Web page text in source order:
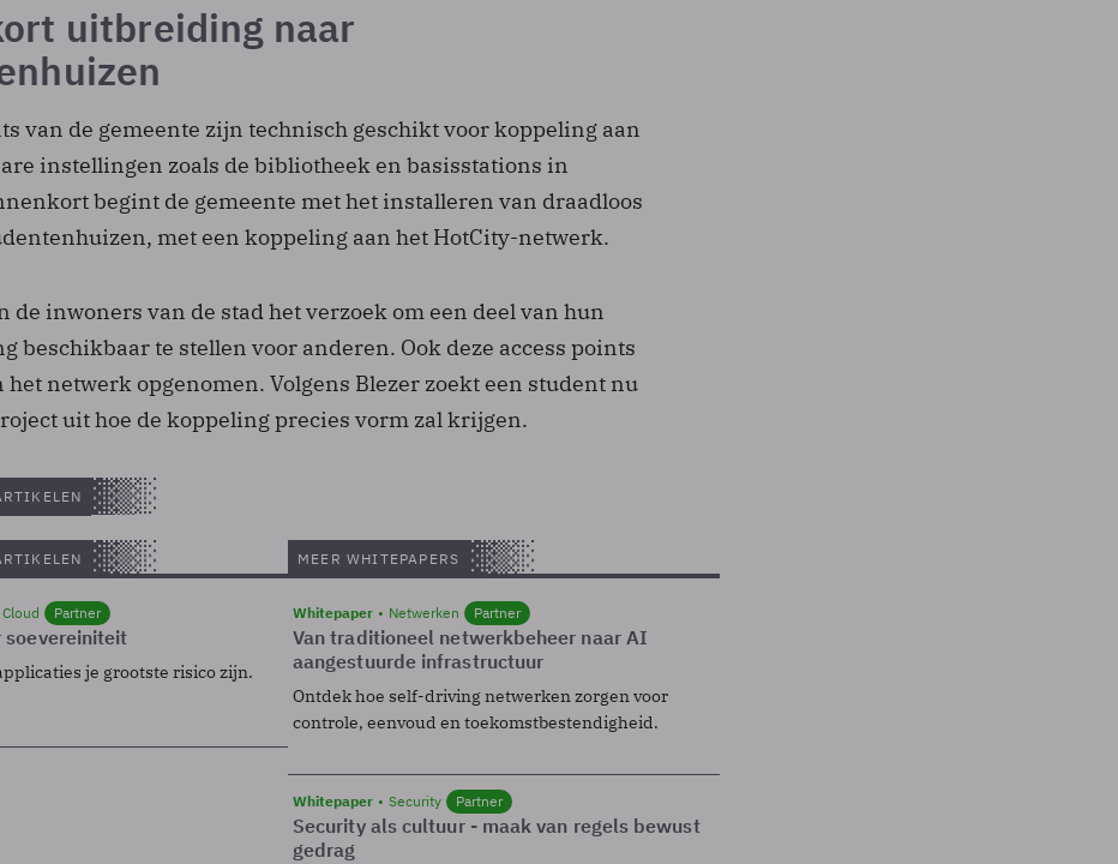
uitbreiding naar
van de gemeente zijn technisch geschikt voor koppeling aan
instellingen zoals de bibliotheek en basisstations in
begint de gemeente met het installeren van draadloos
met een koppeling aan het HotCity-netwerk.
de inwoners van de stad het verzoek om een deel van hun
beschikbaar te stellen voor anderen. Ook deze access points
netwerk opgenomen. Volgens Blezer zoekt een student nu
uit hoe de koppeling precies vorm zal krijgen.
Partner
soevereiniteit
je grootste risico zijn.
MEER WHITEPAPERS
Whitepaper Netwerken Partner
Van traditioneel netwerkbeheer naar AI
aangestuurde infrastructuur
Ontdek hoe self-driving netwerken zorgen voor
controle, eenvoud en toekomstbestendigheid.
Whitepaper Security Partner
Security als cultuur - maak van regels bewust
gedrag